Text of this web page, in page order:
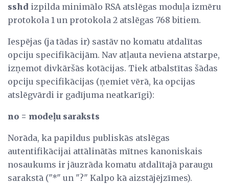
sshd izpilda minimālo RSA atslēgas moduļa izmēru
protokola 1 un protokola 2 atslēgas 768 bitiem.
Iespējas (ja tādas ir) sastāv no komatu atdalītas
opciju specifikācijām. Nav atļauta neviena atstarpe,
izņemot divkāršās kotācijas. Tiek atbalstītas šādas
opciju specifikācijas (ņemiet vērā, ka opcijas
atslēgvārdi ir gadījuma neatkarīgi):
no = modeļu saraksts
Norāda, ka papildus publiskās atslēgas
autentifikācijai attālinātās mītnes kanoniskais
nosaukums ir jāuzrāda komatu atdalītajā paraugu
sarakstā ("*" un "?" Kalpo kā aizstājējzīmes).